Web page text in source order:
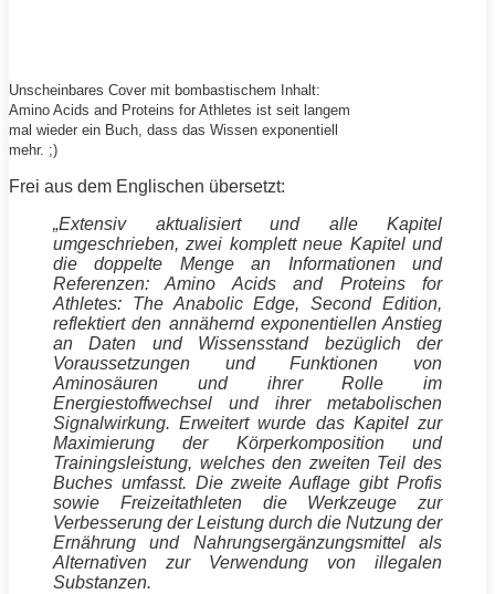
Unscheinbares Cover mit bombastischem Inhalt:
Amino Acids and Proteins for Athletes ist seit langem
mal wieder ein Buch, dass das Wissen exponentiell
mehr. ;)
Frei aus dem Englischen übersetzt:
„Extensiv aktualisiert und alle Kapitel
umgeschrieben, zwei komplett neue Kapitel und
die doppelte Menge an Informationen und
Referenzen: Amino Acids and Proteins for
Athletes: The Anabolic Edge, Second Edition,
reflektiert den annähernd exponentiellen Anstieg
an Daten und Wissensstand bezüglich der
Voraussetzungen und Funktionen von
Aminosäuren und ihrer Rolle im
Energiestoffwechsel und ihrer metabolischen
Signalwirkung. Erweitert wurde das Kapitel zur
Maximierung der Körperkomposition und
Trainingsleistung, welches den zweiten Teil des
Buches umfasst. Die zweite Auflage gibt Profis
sowie Freizeitathleten die Werkzeuge zur
Verbesserung der Leistung durch die Nutzung der
Ernährung und Nahrungsergänzungsmittel als
Alternativen zur Verwendung von illegalen
Substanzen.